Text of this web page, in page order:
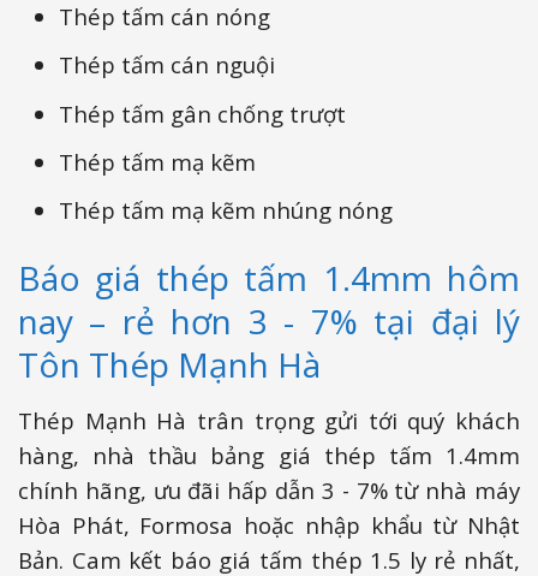
Thép tấm cán nóng
Thép tấm cán nguội
Thép tấm gân chống trượt
Thép tấm mạ kẽm
Thép tấm mạ kẽm nhúng nóng
Báo giá thép tấm 1.4mm hôm
nay – rẻ hơn 3 - 7% tại đại lý
Tôn Thép Mạnh Hà
Thép Mạnh Hà trân trọng gửi tới quý khách
hàng, nhà thầu bảng giá thép tấm 1.4mm
chính hãng, ưu đãi hấp dẫn 3 - 7% từ nhà máy
Hòa Phát, Formosa hoặc nhập khẩu từ Nhật
Bản. Cam kết báo giá tấm thép 1.5 ly rẻ nhất,